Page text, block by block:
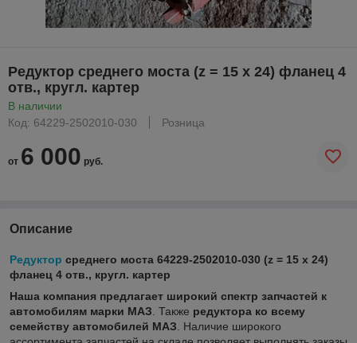
Редуктор среднего моста (z = 15 x 24) фланец 4
отв., кругл. картер
В наличии
Код: 64229-2502010-030
Розница
от 6 000 руб.
Описание
Редуктор среднего моста 64229-2502010-030 (z = 15 x 24)
фланец 4 отв., кругл. картер
Наша компания предлагает широкий спектр запчастей к
автомобилям марки МАЗ . Также редуктора ко всему
семейству автомобилей МАЗ . Наличие широкого